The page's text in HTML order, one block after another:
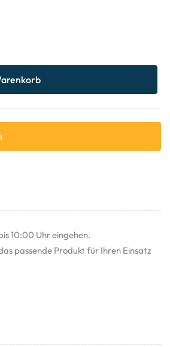
10:00 Uhr eingehen.
passende Produkt für Ihren Einsatz